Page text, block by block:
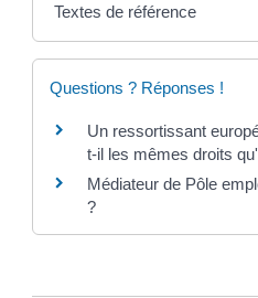
Textes de référence
Questions ? Réponses !
Un ressortissant
t-il les mêmes droits
Médiateur de Pôle
?